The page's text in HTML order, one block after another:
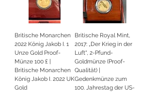
Britische Monarchen
2022 König Jakob I. 1
Unze Gold Proof-
Münze 100 £ |
Britische Monarchen
König Jakob I. 2022 UK
Gold
Britische Royal Mint,
2017: „Der Krieg in der
Luft“, 2-Pfund-
Goldmünze (Proof-
Qualität) |
Gedenkmünze zum
100. Jahrestag der US-